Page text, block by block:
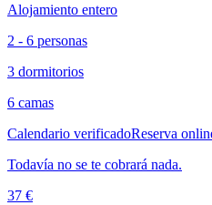
Alojamiento entero
2 - 6 personas
3 dormitorios
6 camas
Calendario verificadoReserva
Todavía no se te cobrará nada.
37 €